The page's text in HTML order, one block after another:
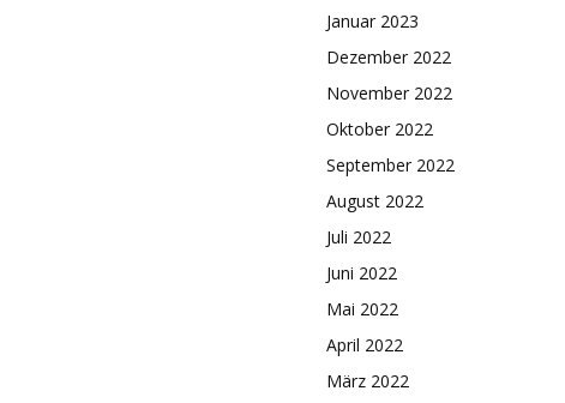
Januar 2023
Dezember 2022
November 2022
Oktober 2022
September 2022
August 2022
Juli 2022
Juni 2022
Mai 2022
April 2022
März 2022